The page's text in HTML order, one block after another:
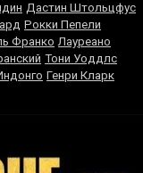
Дастин Штольцфус
Рокки Пепели
Франко Лауреано
Тони Уоддлс
Генри Кларк